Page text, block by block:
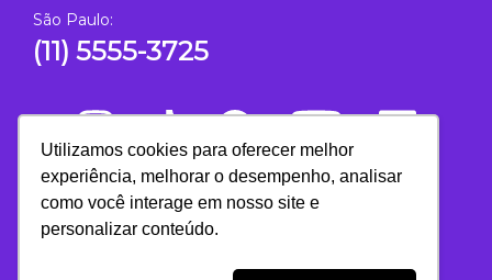
Utilizamos cookies para oferecer melhor
experiência, melhorar o desempenho, analisar
como você interage em nosso site e
personalizar conteúdo.
São Paulo:
(11) 5555-3725